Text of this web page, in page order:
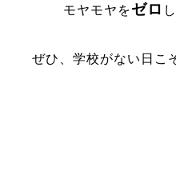
モヤモヤをゼロ
ぜひ、学校がない日こ